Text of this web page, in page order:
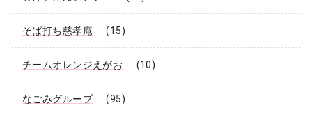
そば打ち慈孝庵 (15)
チームオレンジえがお (10)
なごみグループ (95)